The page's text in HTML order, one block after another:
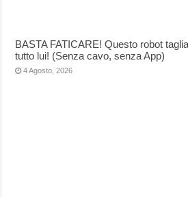
BASTA FATICARE! Questo robot
tutto lui! (Senza cavo, senza App)
4 Agosto, 2026